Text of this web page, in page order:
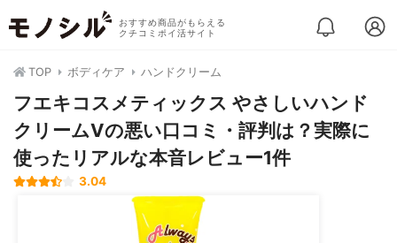
おすすめ商品がもらえる
クチコミポイ活サイト
TOP ボディケア ハンドクリーム
フエキコスメティックス やさしいハンド
クリームVの悪い口コミ・評判は？実際に
使ったリアルな本音レビュー1件
3.04